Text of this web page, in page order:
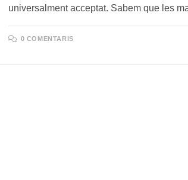
universalment acceptat. Sabem que les
0 COMENTARIS